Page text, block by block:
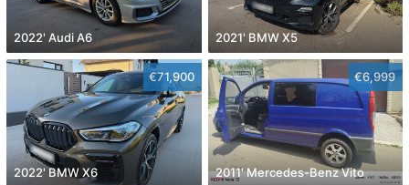
2022' Audi A6 2021' BMW X5
€71,900
2022' BMW X6
€6,999
2011' Mercedes-Benz Vito